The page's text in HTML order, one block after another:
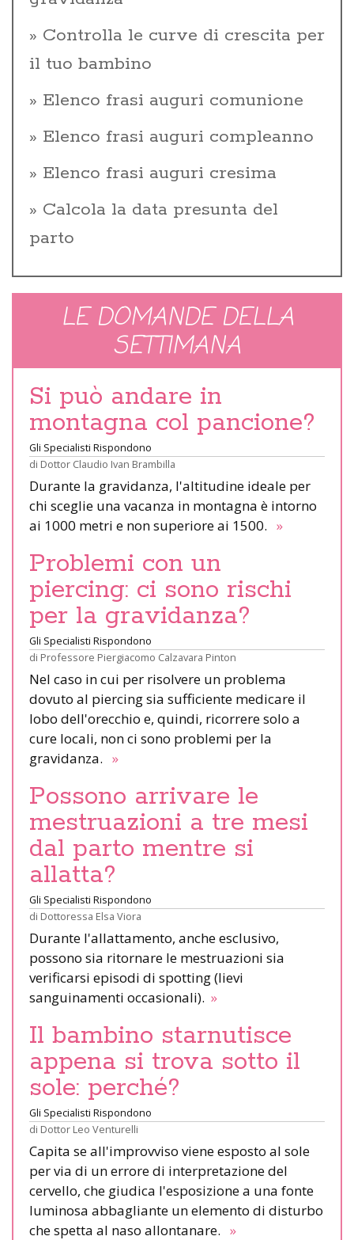
Controlla le curve di crescita per
il tuo bambino
Elenco frasi auguri comunione
Elenco frasi auguri compleanno
Elenco frasi auguri cresima
Calcola la data presunta del
parto
LE DOMANDE DELLA
SETTIMANA
Si può andare in
montagna col pancione?
Gli Specialisti Rispondono
di Dottor Claudio Ivan Brambilla
Durante la gravidanza, l'altitudine ideale per
chi sceglie una vacanza in montagna è intorno
ai 1000 metri e non superiore ai 1500. »
Problemi con un
piercing: ci sono rischi
per la gravidanza?
Gli Specialisti Rispondono
di Professore Piergiacomo Calzavara Pinton
Nel caso in cui per risolvere un problema
dovuto al piercing sia sufficiente medicare il
lobo dell'orecchio e, quindi, ricorrere solo a
cure locali, non ci sono problemi per la
gravidanza. »
Possono arrivare le
mestruazioni a tre mesi
dal parto mentre si
allatta?
Gli Specialisti Rispondono
di Dottoressa Elsa Viora
Durante l'allattamento, anche esclusivo,
possono sia ritornare le mestruazioni sia
verificarsi episodi di spotting (lievi
sanguinamenti occasionali). »
Il bambino starnutisce
appena si trova sotto il
sole: perché?
Gli Specialisti Rispondono
di Dottor Leo Venturelli
Capita se all'improvviso viene esposto al sole
per via di un errore di interpretazione del
cervello, che giudica l'esposizione a una fonte
luminosa abbagliante un elemento di disturbo
che spetta al naso allontanare. »